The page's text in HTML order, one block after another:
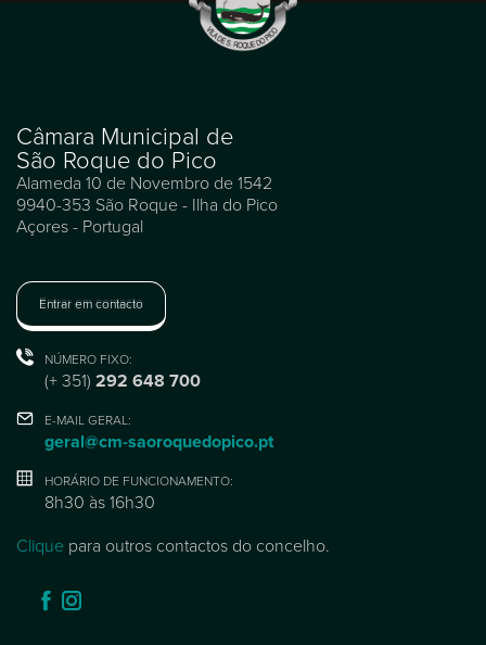
Câmara Municipal de
São Roque do Pico
Alameda 10 de Novembro de 1542
9940-353 São Roque - Ilha do Pico
Açores - Portugal
Entrar em contacto
NÚMERO FIXO:
(+ 351) 292 648 700
E-MAIL GERAL:
geral@cm-saoroquedopico.pt
HORÁRIO DE FUNCIONAMENTO:
8h30 às 16h30
Clique para outros contactos do concelho.